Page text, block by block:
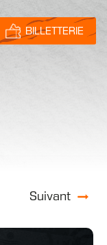
Suivant
BILLETTERIE